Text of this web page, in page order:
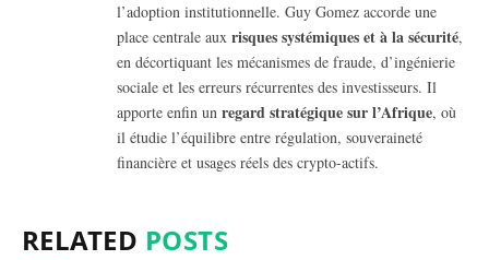
l’adoption institutionnelle. Guy Gomez accorde une
place centrale aux risques systémiques et à la sécurité,
en décortiquant les mécanismes de fraude, d’ingénierie
sociale et les erreurs récurrentes des investisseurs. Il
apporte enfin un regard stratégique sur l’Afrique, où
il étudie l’équilibre entre régulation, souveraineté
financière et usages réels des crypto-actifs.
RELATED POSTS